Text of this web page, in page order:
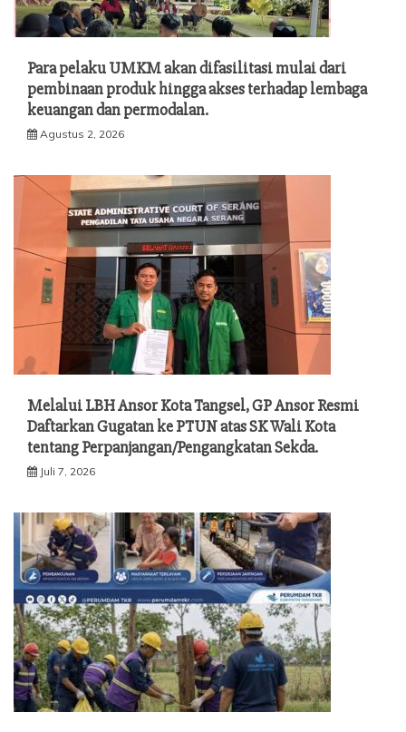
Para pelaku UMKM akan difasilitasi mulai dari
pembinaan produk hingga akses terhadap lembaga
keuangan dan permodalan.
Agustus 2, 2026
Melalui LBH Ansor Kota Tangsel, GP Ansor Resmi
Daftarkan Gugatan ke PTUN atas SK Wali Kota
tentang Perpanjangan/Pengangkatan Sekda.
Juli 7, 2026